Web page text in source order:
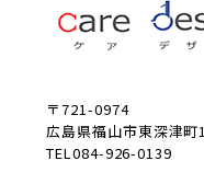
〒721-0974
広島県福山市東深津
TEL084-926-0139